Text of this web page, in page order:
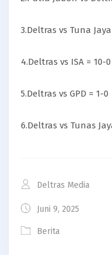
3.Deltras vs Tuna
4.Deltras vs ISA = 10-0
5.Deltras vs GPD = 1-0
6.Deltras vs Tunas
Deltras Media
Juni 9, 2025
Berita